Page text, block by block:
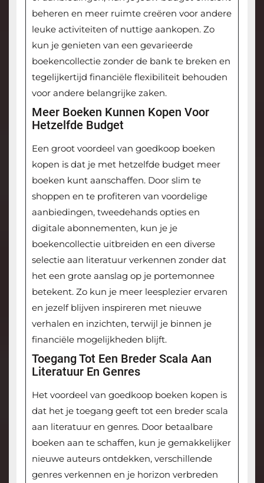
beheren en meer ruimte creëren voor andere
leuke activiteiten of nuttige aankopen. Zo
kun je genieten van een gevarieerde
boekencollectie zonder de bank te breken en
tegelijkertijd financiële flexibiliteit behouden
voor andere belangrijke zaken.
Meer Boeken Kunnen Kopen Voor
Hetzelfde Budget
Een groot voordeel van goedkoop boeken
kopen is dat je met hetzelfde budget meer
boeken kunt aanschaffen. Door slim te
shoppen en te profiteren van voordelige
aanbiedingen, tweedehands opties en
digitale abonnementen, kun je je
boekencollectie uitbreiden en een diverse
selectie aan literatuur verkennen zonder dat
het een grote aanslag op je portemonnee
betekent. Zo kun je meer leesplezier ervaren
en jezelf blijven inspireren met nieuwe
verhalen en inzichten, terwijl je binnen je
financiële mogelijkheden blijft.
Toegang Tot Een Breder Scala Aan
Literatuur En Genres
Het voordeel van goedkoop boeken kopen is
dat het je toegang geeft tot een breder scala
aan literatuur en genres. Door betaalbare
boeken aan te schaffen, kun je gemakkelijker
nieuwe auteurs ontdekken, verschillende
genres verkennen en je horizon verbreden